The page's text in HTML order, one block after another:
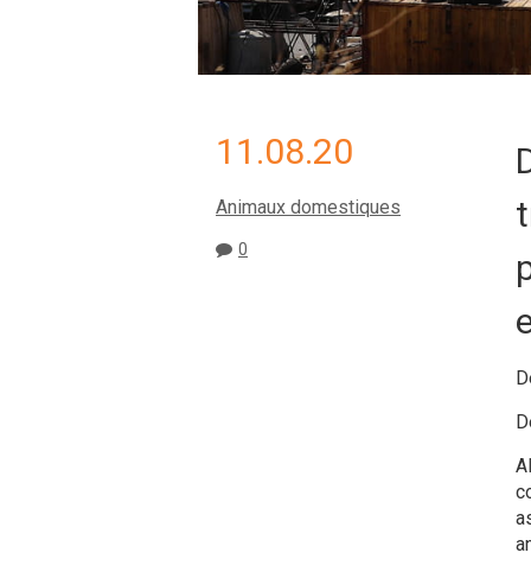
11.08.20
Animaux domestiques
0